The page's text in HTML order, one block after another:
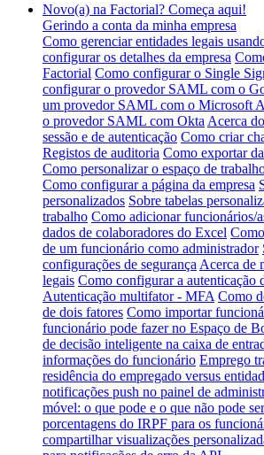
Novo(a) na Factorial? Começa aqui!
Gerindo a conta da minha empresa
Como gerenciar entidades legais
configurar os detalhes da empresa
Factorial Como configurar o Single
configurar o provedor SAML com o
um provedor SAML com o Microsoft
o provedor SAML com Okta Acerca
sessão e de autenticação Como criar
Registos de auditoria Como exportar
Como personalizar o espaço de
Como configurar a página da empresa
personalizados Sobre tabelas
trabalho Como adicionar funcionários/
dados de colaboradores do Excel
de um funcionário como administrador
configurações de segurança Acerca de
legais Como configurar a autenticação
Autenticação multifator - MFA Como
de dois fatores Como importar
funcionário pode fazer no Espaço de
de decisão inteligente na caixa de
informações do funcionário Emprego
residência do empregado versus
notificações push no painel de
móvel: o que pode e o que não pode
porcentagens do IRPF para os
compartilhar visualizações